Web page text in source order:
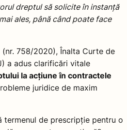
dreptul să solicite în instanță
ales, până când poate face
758/2020), Înalta Curte de
a adus clarificări vitale
la acțiune în contractele
juridice de maxim
termenul de prescripție pentru o